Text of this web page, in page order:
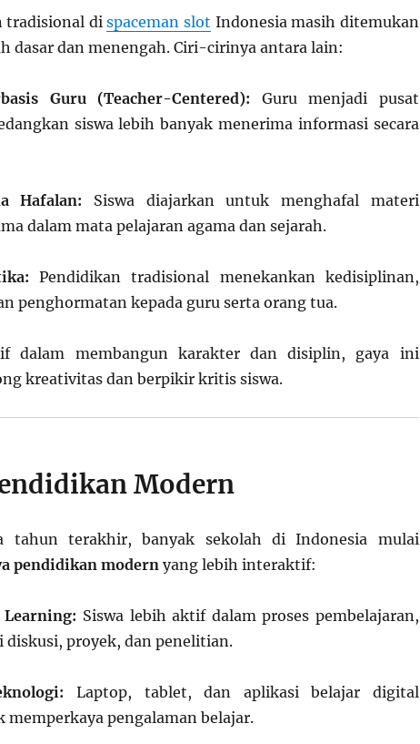
tradisional dispaceman slot Indonesia masih ditemukan
dasar dan menengah. Ciri-cirinya antara lain:
Guru (Teacher-Centered): Guru menjadi pusat
siswa lebih banyak menerima informasi secara
Hafalan: Siswa diajarkan untuk menghafal materi
dalam mata pelajaran agama dan sejarah.
Pendidikan tradisional menekankan kedisiplinan,
penghormatan kepada guru serta orang tua.
dalam membangun karakter dan disiplin, gaya ini
kreativitas dan berpikir kritis siswa.
Modern
tahun terakhir, banyak sekolah di Indonesia mulai
pendidikan modernyang lebih interaktif:
Learning: Siswa lebih aktif dalam proses pembelajaran,
diskusi, proyek, dan penelitian.
Laptop, tablet, dan aplikasi belajar digital
pengalaman belajar.